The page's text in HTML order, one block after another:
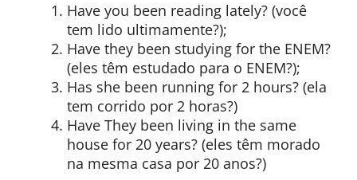
Have you been reading lately? (você
tem lido ultimamente?);
Have they been studying for the ENEM?
(eles têm estudado para o ENEM?);
Has she been running for 2 hours? (ela
tem corrido por 2 horas?)
Have They been living in the same
house for 20 years? (eles têm morado
na mesma casa por 20 anos?)